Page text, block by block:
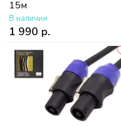
15м
В наличии
1 990 р.